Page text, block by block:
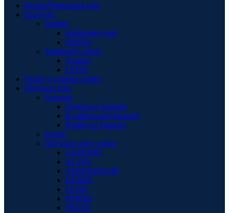
Detská/Študentská izba
Kuchyňa
Jedáleň
Jedálenské stoly
Stoličky
Jedálenský sektor
Avallon
LEON
Nočné a toaletné stolíky
Obývacia izba
Komody
Dvierkové komody
Kombinované komody
Šuplíkové komody
Kreslá
Obývacie steny sektor
ALMOND
ALVIN
AMSTERDAM
HERRY
LEON
NORDI
SPACE